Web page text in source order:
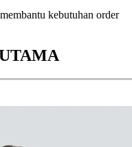
kebutuhan order